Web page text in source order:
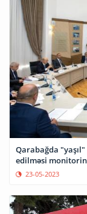
Qarabağda
edilməsi
23-05-2023